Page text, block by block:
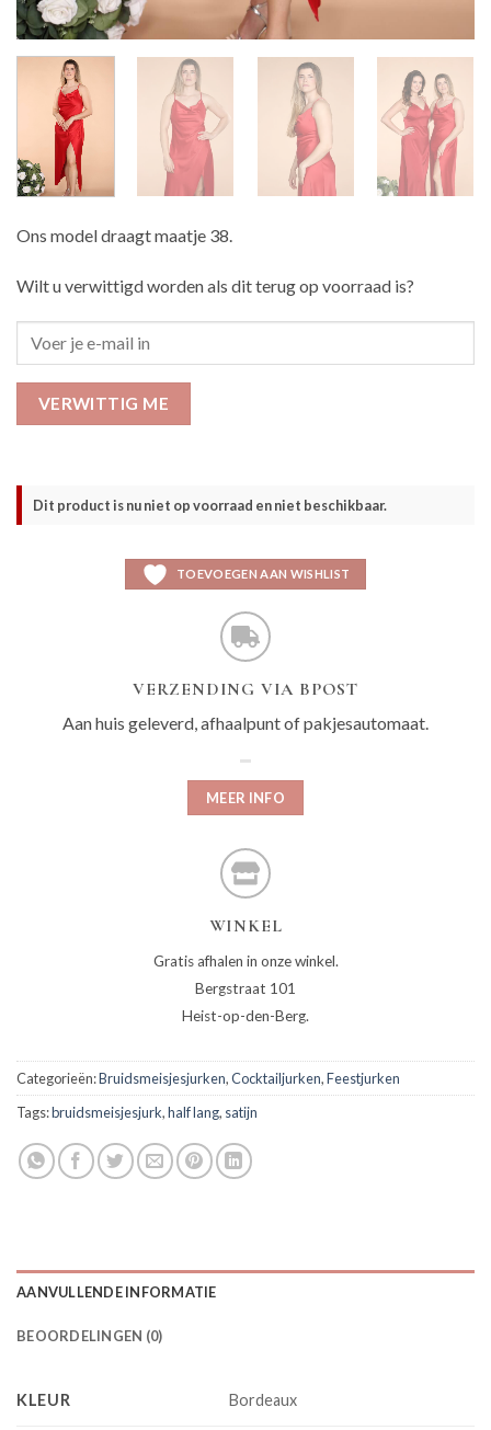
Ons model draagt maatje 38.
Wilt u verwittigd worden als dit terug op voorraad is?
VERWITTIG ME
Dit product is nu niet op voorraad en niet beschikbaar.
TOEVOEGEN AAN WISHLIST
VERZENDING VIA BPOST
Aan huis geleverd, afhaalpunt of pakjesautomaat.
MEER INFO
WINKEL
Gratis afhalen in onze winkel.
Bergstraat 101
Heist-op-den-Berg.
Categorieën:Bruidsmeisjesjurken,Cocktailjurken,Feestjurken
Tags:bruidsmeisjesjurk,half lang, satijn
AANVULLENDE INFORMATIE
BEOORDELINGEN (0)
KLEUR Bordeaux